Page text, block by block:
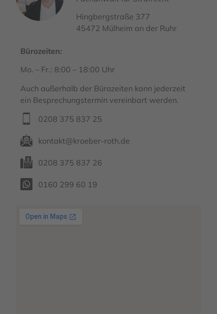
Hingbergstraße 377
45472 Mülheim an der Ruhr
Bürozeiten:
Mo. – Fr.: 8:00 – 18:00 Uhr
Auch außerhalb der Bürozeiten kann jederzeit
ein Besprechungstermin vereinbart werden.
0208 375 837 25
kontakt@kroeber-roth.de
0208 375 837 26
0160 299 60 19